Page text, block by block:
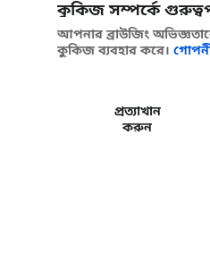
কুকিজ সম্পর্কে
আপনার ব্রাউজিং
কুকিজ ব্যবহার করে।
প্রত্যাখান
করুন